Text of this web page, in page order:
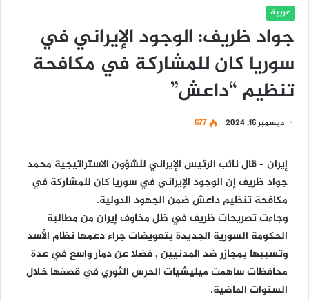
عربية
جواد ظريف: الوجود الإيراني في
سوريا كان للمشاركة في مكافحة
تنظيم “داعش”
ديسمبر 16, 2024 677
إيران – قال نائب الرئيس الإيراني للشؤون الاستراتيجية محمد
جواد ظريف إن الوجود الإيراني في سوريا كان للمشاركة في
مكافحة تنظيم داعش ضمن الجهود الدولية.
وجاءت تصريحات ظريف في ظل مخاوف إيران من مطالبة
الحكومة السورية الجديدة بتعويضات جراء دعمها نظام الأسد
وتسببها بمجازر ضد المدنيين , فضلا عن دمار واسع في عدة
محافظات ساهمت ميليشيات الحرس الثوري في قصفها خلال
السنوات الماضية.